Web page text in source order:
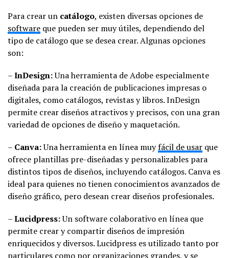
Para crear un catálogo, existen diversas opciones de
software que pueden ser muy útiles, dependiendo del
tipo de catálogo que se desea crear. Algunas opciones
son:
–InDesign:Una herramienta de Adobe especialmente
diseñada para la creación de publicaciones impresas o
digitales, como catálogos, revistas y libros. InDesign
permite crear diseños atractivos y precisos, con una gran
variedad de opciones de diseño y maquetación.
– Canva:Una herramienta en línea muyfácil de usar que
ofrece plantillas pre-diseñadas y personalizables para
distintos tipos de diseños, incluyendo catálogos. Canva es
ideal para quienes no tienen conocimientos avanzados de
diseño gráfico, pero desean crear diseños profesionales.
–Lucidpress:Un software colaborativo en línea que
permite crear y compartir diseños de impresión
enriquecidos y diversos. Lucidpress es utilizado tanto por
particulares como por organizaciones grandes, y se